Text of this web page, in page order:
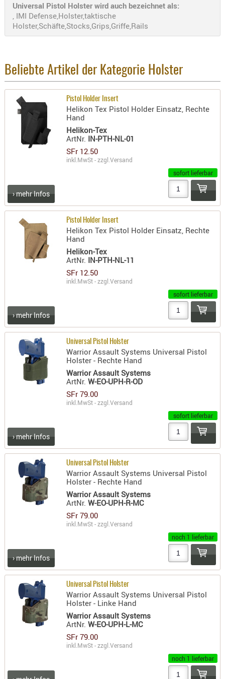
- single
KOFFER
TASCHEN
TRAGE-,
PATCHES
UND
PELLETS
-
CHASSIS
-
SCHÄFTE
RAILS
Universal Pistol Holster wird auch bezeichnet als:
, IMI Defense,Holster,taktische
Holster,Schäfte,Stocks,Grips,Griffe,Rails
Beliebte Artikel der Kategorie Holster
Pistol Holder Insert
Helikon Tex Pistol Holder Einsatz, Rechte
Hand
Helikon-Tex
ArtNr. IN-PTH-NL-01
SFr 12.50
inkl.MwSt - zzgl.Versand
sofort lieferbar
› mehr Infos
Pistol Holder Insert
Helikon Tex Pistol Holder Einsatz, Rechte
Hand
Helikon-Tex
ArtNr. IN-PTH-NL-11
SFr 12.50
inkl.MwSt - zzgl.Versand
sofort lieferbar
› mehr Infos
Universal Pistol Holster
Warrior Assault Systems Universal Pistol
Holster - Rechte Hand
Warrior Assault Systems
ArtNr.W-EO-UPH-R-OD
SFr 79.00
inkl.MwSt - zzgl.Versand
sofort lieferbar
› mehr Infos
Universal Pistol Holster
Warrior Assault Systems Universal Pistol
Holster - Rechte Hand
Warrior Assault Systems
ArtNr.W-EO-UPH-R-MC
SFr 79.00
inkl.MwSt - zzgl.Versand
noch 1 lieferbar
› mehr Infos
Universal Pistol Holster
Warrior Assault Systems Universal Pistol
Holster - Linke Hand
Warrior Assault Systems
ArtNr.W-EO-UPH-L-MC
SFr 79.00
inkl.MwSt - zzgl.Versand
noch 1 lieferbar